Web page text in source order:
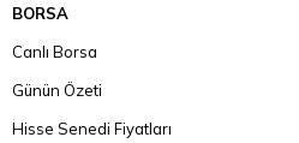
BORSA
Canlı Borsa
Günün Özeti
Hisse Senedi Fiyatları